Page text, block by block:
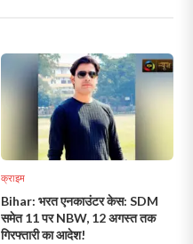
क्राइम
Bihar: भरत एनकाउंटर केस: SDM
समेत 11 पर NBW, 12 अगस्त तक
गिरफ्तारी का आदेश!